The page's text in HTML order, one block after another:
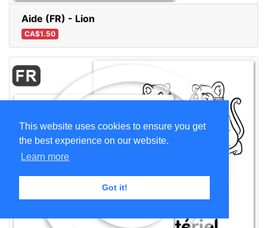
This website uses cookies to ensure you get
the best experience on our website.
Learn more
Got it!
Aide (FR) - Lion
CA$1.50